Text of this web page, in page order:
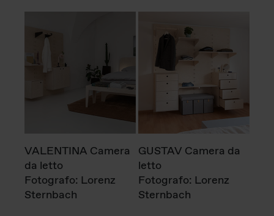
VALENTINA Camera
da letto
Fotografo: Lorenz
Sternbach
GUSTAV Camera da
letto
Fotografo: Lorenz
Sternbach